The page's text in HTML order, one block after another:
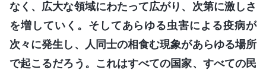
なく、広大な領域にわたって広がり、次第に激しさ
を増していく。そしてあらゆる虫害による疫病が
次々に発生し、人同士の相食む現象があらゆる場所
で起こるだろう。これはすべての国家、すべての民